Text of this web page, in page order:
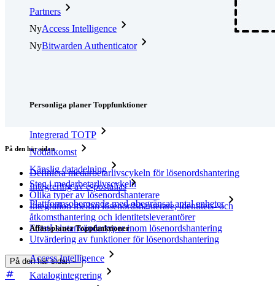
Partners
NyAccess Intelligence
NyBitwarden Authenticator
Personliga planer Toppfunktioner
Integrerad TOTP
Nödåtkomst
Känslig datadelning
Integrering av e-postalias
Plattformsoberoende med obegränsat antal enheter
Affärsplaner Toppfunktioner
Access Intelligence
Katalogintegrering
På den här sidan
Definiera medarbetarlivscykeln för lösenordshantering
Steg i medarbetarlivscykeln
Olika typer av lösenordshanterare
Integration mellan lösenordshanterare, identitets- och
åtkomsthantering och identitetsleverantörer
Förstå slutanvändartyper inom lösenordshantering
Utvärdering av funktioner för lösenordshantering
På den här sidan